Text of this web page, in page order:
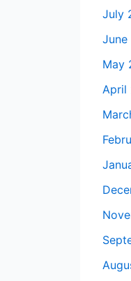
July
May
April